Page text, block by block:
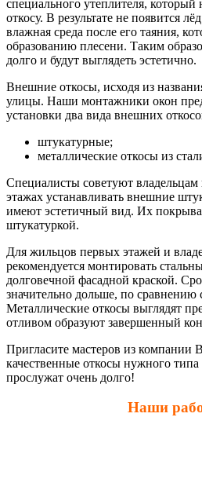
специального утеплителя, который
откосу. В результате не появится
влажная среда после его таяния,
образованию плесени. Таким
долго и будут выглядеть эстетично.
Внешние откосы, исходя из
улицы. Наши монтажники окон
установки два вида внешних
штукатурные;
металлические откосы из
Специалисты советуют владельцам
этажах устанавливать внешние
имеют эстетичный вид. Их
штукатуркой.
Для жильцов первых этажей и
рекомендуется монтировать
долговечной фасадной краской.
значительно дольше, по
Металлические откосы выглядят
отливом образуют завершенный
Пригласите мастеров из
качественные откосы нужного
прослужат очень долго!
Наши